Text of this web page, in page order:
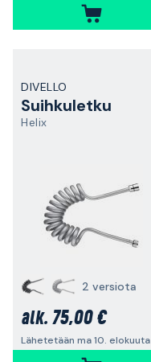
DIVELLO
Suihkuletku
Helix
2 versiota
alk. 75,00 €
Lähetetään ma 10. elokuuta